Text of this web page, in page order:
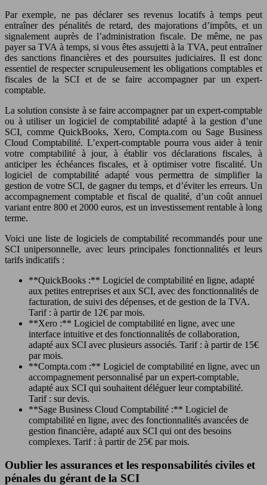
Par exemple, ne pas déclarer ses revenus locatifs à temps peut
entraîner des pénalités de retard, des majorations d’impôts, et un
signalement auprès de l’administration fiscale. De même, ne pas
payer sa TVA à temps, si vous êtes assujetti à la TVA, peut entraîner
des sanctions financières et des poursuites judiciaires. Il est donc
essentiel de respecter scrupuleusement les obligations comptables et
fiscales de la SCI et de se faire accompagner par un expert-
comptable.
La solution consiste à se faire accompagner par un expert-comptable
ou à utiliser un logiciel de comptabilité adapté à la gestion d’une
SCI, comme QuickBooks, Xero, Compta.com ou Sage Business
Cloud Comptabilité. L’expert-comptable pourra vous aider à tenir
votre comptabilité à jour, à établir vos déclarations fiscales, à
anticiper les échéances fiscales, et à optimiser votre fiscalité. Un
logiciel de comptabilité adapté vous permettra de simplifier la
gestion de votre SCI, de gagner du temps, et d’éviter les erreurs. Un
accompagnement comptable et fiscal de qualité, d’un coût annuel
variant entre 800 et 2000 euros, est un investissement rentable à long
terme.
Voici une liste de logiciels de comptabilité recommandés pour une
SCI unipersonnelle, avec leurs principales fonctionnalités et leurs
tarifs indicatifs :
**QuickBooks :** Logiciel de comptabilité en ligne, adapté
aux petites entreprises et aux SCI, avec des fonctionnalités de
facturation, de suivi des dépenses, et de gestion de la TVA.
Tarif : à partir de 12€ par mois.
**Xero :** Logiciel de comptabilité en ligne, avec une
interface intuitive et des fonctionnalités de collaboration,
adapté aux SCI avec plusieurs associés. Tarif : à partir de 15€
par mois.
**Compta.com :** Logiciel de comptabilité en ligne, avec un
accompagnement personnalisé par un expert-comptable,
adapté aux SCI qui souhaitent déléguer leur comptabilité.
Tarif : sur devis.
**Sage Business Cloud Comptabilité :** Logiciel de
comptabilité en ligne, avec des fonctionnalités avancées de
gestion financière, adapté aux SCI qui ont des besoins
complexes. Tarif : à partir de 25€ par mois.
Oublier les assurances et les responsabilités civiles et
pénales du gérant de la SCI